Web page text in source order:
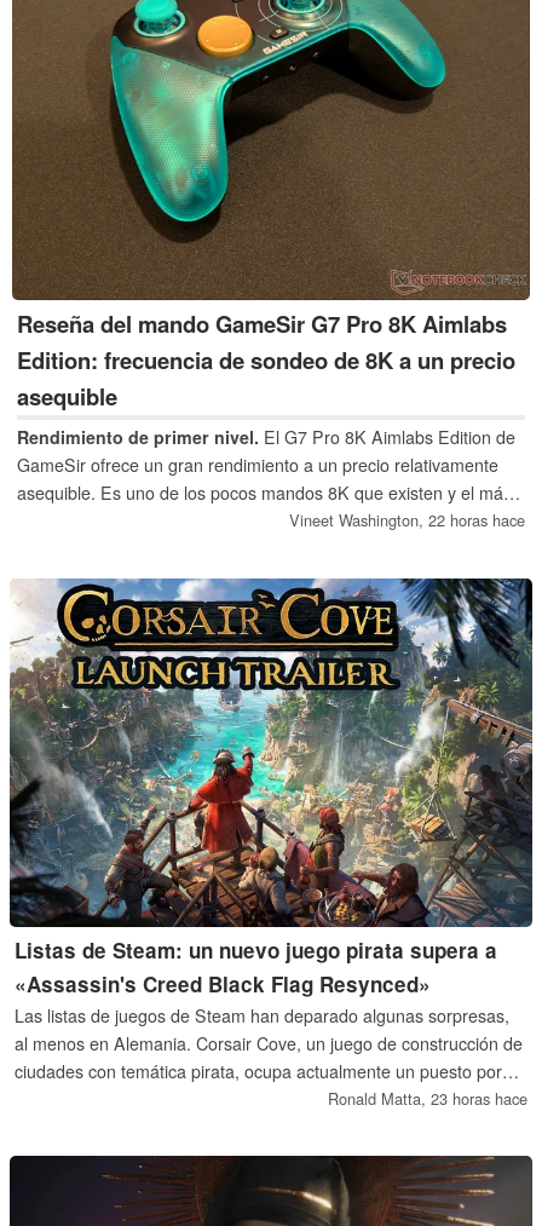
Reseña del mando GameSir G7 Pro 8K Aimlabs
Edition: frecuencia de sondeo de 8K a un precio
asequible
Rendimiento de primer nivel. El G7 Pro 8K Aimlabs Edition de
GameSir ofrece un gran rendimiento a un precio relativamente
asequible. Es uno de los pocos mandos 8K que existen y el más
Vineet Washington, 22 horas hace
Listas de Steam: un nuevo juego pirata supera a
«Assassin's Creed Black Flag Resynced»
Las listas de juegos de Steam han deparado algunas sorpresas,
al menos en Alemania. Corsair Cove, un juego de construcción de
ciudades con temática pirata, ocupa actualmente un puesto por
delante de Assassin’s Creed Black Flag Resynced en Steam. Por
Splatoon Raiders, se ha hecho con el primer puesto en las listas
de consolas, lo que está alimentando la próxima gran moda en el
mundo de los videojuegos.
Ronald Matta, 23 horas hace